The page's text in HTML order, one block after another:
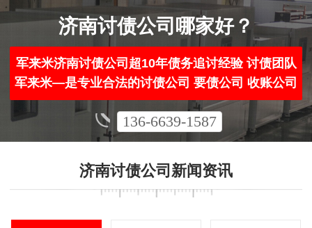
济南讨债公司哪家好？
军来米济南讨债公司超10年债务追讨经验 讨债团队
军来米—是专业合法的讨债公司 要债公司 收账公司
136-6639-1587
济南讨债公司新闻资讯